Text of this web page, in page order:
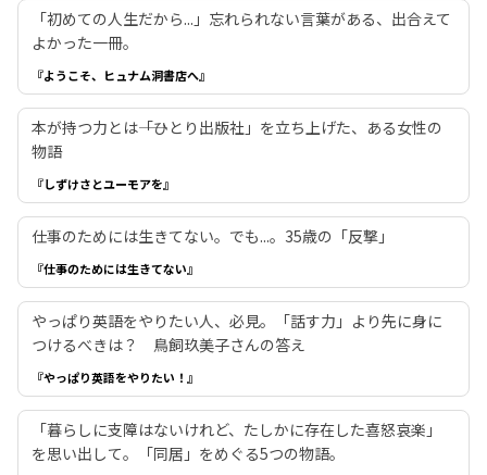
「初めての人生だから...」忘れられない言葉がある、出合えて
よかった一冊。
『ようこそ、ヒュナム洞書店へ』
本が持つ力とは――「ひとり出版社」を立ち上げた、ある女性の
物語
『しずけさとユーモアを』
仕事のためには生きてない。でも...。35歳の「反撃」
『仕事のためには生きてない』
やっぱり英語をやりたい人、必見。「話す力」より先に身に
つけるべきは？ 鳥飼玖美子さんの答え
『やっぱり英語をやりたい！』
「暮らしに支障はないけれど、たしかに存在した喜怒哀楽」
を思い出して。「同居」をめぐる5つの物語。